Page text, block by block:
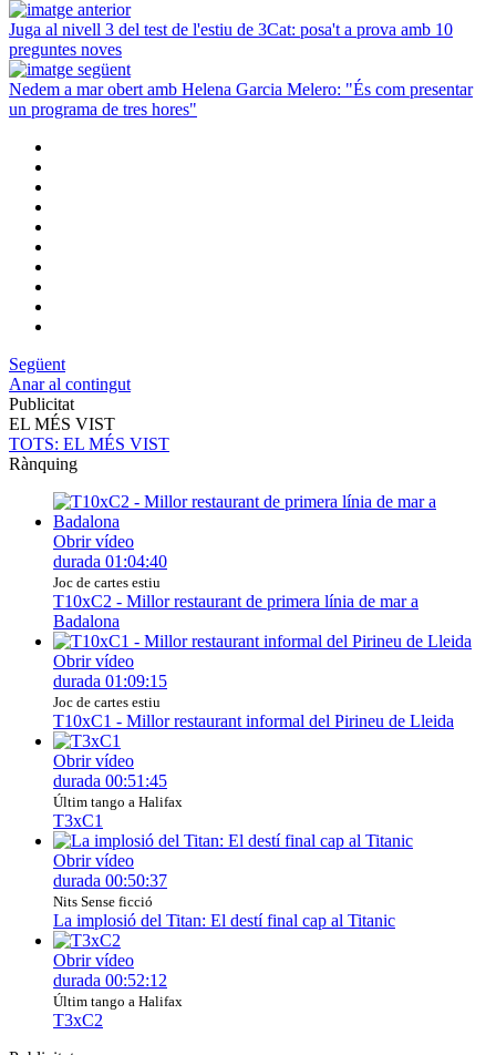
Juga al nivell 3 del test de l'estiu de 3Cat: posa't a prova amb 10
preguntes noves
Nedem a mar obert amb Helena Garcia Melero: "És com presentar
un programa de tres hores"
Següent
Anar al contingut
Publicitat
EL MÉS VIST
TOTS: EL MÉS VIST
Rànquing
Obrir vídeo
durada 01:04:40
Joc de cartes estiu
T10xC2 - Millor restaurant de primera línia de mar a
Badalona
Obrir vídeo
durada 01:09:15
Joc de cartes estiu
T10xC1 - Millor restaurant informal del Pirineu de Lleida
Obrir vídeo
durada 00:51:45
Últim tango a Halifax
T3xC1
Obrir vídeo
durada 00:50:37
Nits Sense ficció
La implosió del Titan: El destí final cap al Titanic
Obrir vídeo
durada 00:52:12
Últim tango a Halifax
T3xC2